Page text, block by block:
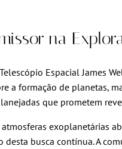
na
Espacial James
a formação de planetas,
que prometem
atmosferas
desta busca contínua. A